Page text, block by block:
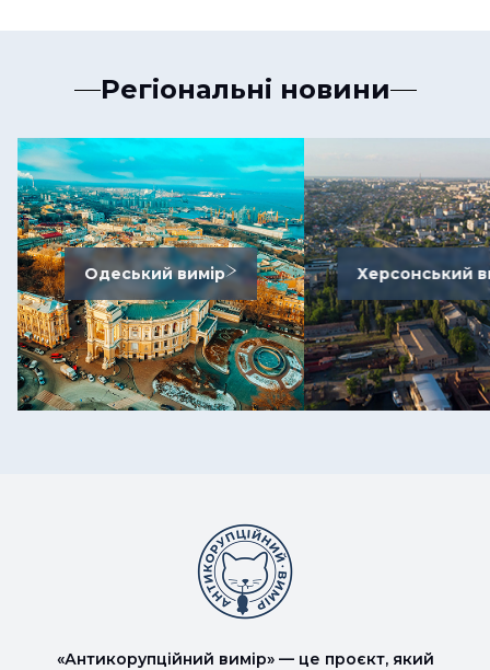
Регіональні новини
Одеський вимір Херсонський
«Антикорупційний вимір» — це проєкт, який